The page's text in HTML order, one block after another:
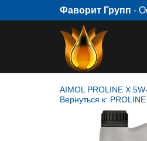
Фаворит Групп -
AIMOL PROLINE X
Вернуться к: PROLINE